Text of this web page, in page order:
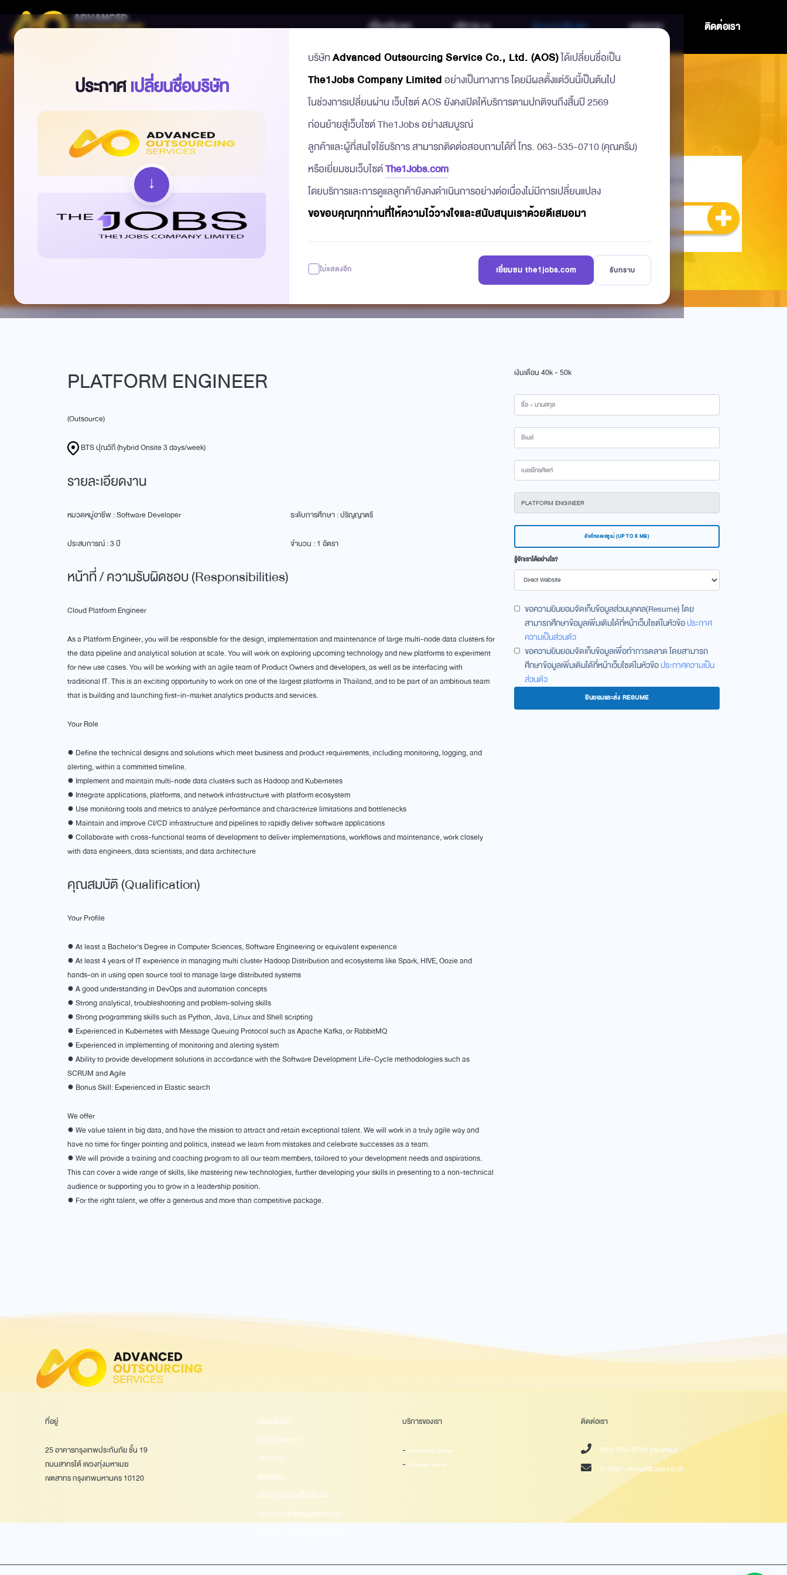
เกี่ยวกับเรา บริการ ร่วมงานกับเรา บทความ ติดต่อเรา
ประกาศเปลี่ยนชื่อบริษัท
↓
บริษัทAdvanced Outsourcing Service Co., Ltd. (AOS)ได้เปลี่ยนชื่อเป็น
The1Jobs Company Limitedอย่างเป็นทางการ โดยมีผลตั้งแต่วันนี้เป็นต้นไป
ในช่วงการเปลี่ยนผ่าน เว็บไซต์ AOS ยังคงเปิดให้บริการตามปกติจนถึงสิ้นปี 2569
ก่อนย้ายสู่เว็บไซต์ The1Jobs อย่างสมบูรณ์
ลูกค้าและผู้ที่สนใจใช้บริการ สามารถติดต่อสอบถามได้ที่ โทร. 063-535-0710 (คุณครีม)
หรือเยี่ยมชมเว็บไซต์The1Jobs.com
โดยบริการและการดูแลลูกค้ายังคงดำเนินการอย่างต่อเนื่องไม่มีการเปลี่ยนแปลง
ขอขอบคุณทุกท่านที่ให้ความไว้วางใจและสนับสนุนเราด้วยดีเสมอมา
ไม่แสดงอีก เยี่ยมชม the1jobs.com รับทราบ
PLATFORM ENGINEER
40k - 50k (Up to Exp. And Product)
DEVOPS ENGINEER .Net Programmer (Contract)
35k - 50k (Up to Exp. And Product)
อ่านเพิ่มเติม
PROGRAMMER
25k - 35k (Up to Exp. And Product)
อ่านเพิ่มเติม
PLATFORM ENGINEER
(Outsource)
BTS ปุณวิถี (hybrid Onsite 3 days/week)
รายละเอียดงาน
หมวดหมู่อาชีพ : Software Developer
ประสบการณ์ : 3 ปี
ระดับการศึกษา : ปริญญาตรี
จำนวน : 1 อัตรา
หน้าที่ / ความรับผิดชอบ (Responsibilities)
Cloud Platform Engineer
As a Platform Engineer, you will be responsible for the design, implementation and maintenance of large multi-node data clusters for
the data pipeline and analytical solution at scale. You will work on exploring upcoming technology and new platforms to experiment
for new use cases. You will be working with an agile team of Product Owners and developers, as well as be interfacing with
traditional IT. This is an exciting opportunity to work on one of the largest platforms in Thailand, and to be part of an ambitious team
that is building and launching first-in-market analytics products and services.
Your Role
● Define the technical designs and solutions which meet business and product requirements, including monitoring, logging, and
alerting, within a committed timeline.
● Implement and maintain multi-node data clusters such as Hadoop and Kubernetes
● Integrate applications, platforms, and network infrastructure with platform ecosystem
● Use monitoring tools and metrics to analyze performance and characterize limitations and bottlenecks
● Maintain and improve CI/CD infrastructure and pipelines to rapidly deliver software applications
● Collaborate with cross-functional teams of development to deliver implementations, workflows and maintenance, work closely
with data engineers, data scientists, and data architecture
คุณสมบัติ (Qualification)
Your Profile
● At least a Bachelor's Degree in Computer Sciences, Software Engineering or equivalent experience
● At least 4 years of IT experience in managing multi cluster Hadoop Distribution and ecosystems like Spark, HIVE, Oozie and
hands-on in using open source tool to manage large distributed systems
● A good understanding in DevOps and automation concepts
● Strong analytical, troubleshooting and problem-solving skills
● Strong programming skills such as Python, Java, Linux and Shell scripting
● Experienced in Kubernetes with Message Queuing Protocol such as Apache Kafka, or RabbitMQ
● Experienced in implementing of monitoring and alerting system
● Ability to provide development solutions in accordance with the Software Development Life-Cycle methodologies such as
SCRUM and Agile
● Bonus Skill: Experienced in Elastic search
We offer
● We value talent in big data, and have the mission to attract and retain exceptional talent. We will work in a truly agile way and
have no time for finger pointing and politics, instead we learn from mistakes and celebrate successes as a team.
● We will provide a training and coaching program to all our team members, tailored to your development needs and aspirations.
This can cover a wide range of skills, like mastering new technologies, further developing your skills in presenting to a non-technical
audience or supporting you to grow in a leadership position.
● For the right talent, we offer a generous and more than competitive package.
เงินเดือน40k - 50k
อัพโหลดเรซูเม่ (UP TO 5 MB)
รู้จักเราได้อย่างไร?
ขอความยินยอมจัดเก็บข้อมูลส่วนบุคคล(Resume) โดย
สามารถศึกษาข้อมูลเพิ่มเติมได้ที่หน้าเว็บไซต์ในหัวข้อประกาศ
ความเป็นส่วนตัว
ขอความยินยอมจัดเก็บข้อมูลเพื่อทำการตลาด โดยสามารถ
ศึกษาข้อมูลเพิ่มเติมได้ที่หน้าเว็บไซต์ในหัวข้อประกาศความเป็น
ส่วนตัว
ยินยอมและส่ง RESUME
ที่อยู่
25 อาคารกรุงเทพประกันภัย ชั้น 19
ถนนสาทรใต้ แขวงทุ่งมหาเมฆ
เขตสาทร กรุงเทพมหานคร 10120
เกี่ยวกับเรา
ร่วมงานกับเรา
บทความ
ติดต่อเรา
นโยบายความเป็นส่วนตัว
ประกาศฯ สำหรับผู้สมัครงาน
บริการของเรา
- Outsourcing Service
- Placement Service
ติดต่อเรา
063-535-0710 (คุณครีม)
E-mail :recruit@aos.co.th